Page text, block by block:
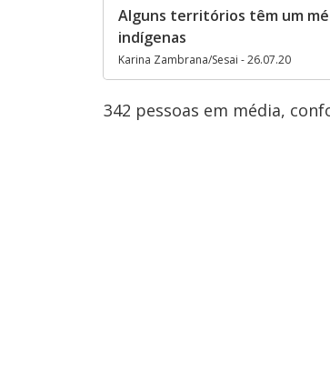
Alguns territórios têm um
indígenas
Karina Zambrana/Sesai - 26.07.20
342 pessoas em média,